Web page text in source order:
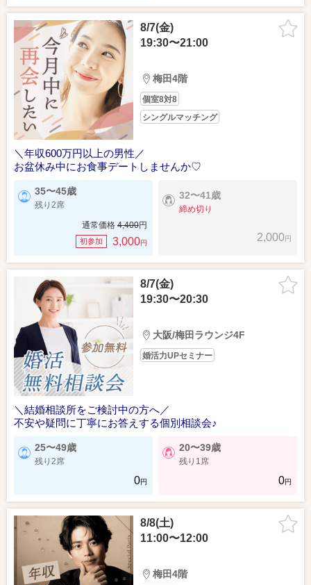
8/7(金)
19:30〜21:00
梅田4階
個室8対8
シングルマッチング
＼年収600万円以上の男性／
お盆休み中にお食事デートしませんか♡
35〜45歳
残り2席
通常価格 4,400円
初参加 3,000円
32〜41歳
締め切り
2,000円
8/7(金)
19:30〜20:30
大阪/梅田ラウンジ4F
婚活力UPセミナー
＼結婚相談所をご検討中の方へ／
不安や疑問に丁寧にお答えする個別相談会♪
25〜49歳
残り2席
0円
20〜39歳
残り1席
0円
8/8(土)
11:00〜12:00
梅田4階